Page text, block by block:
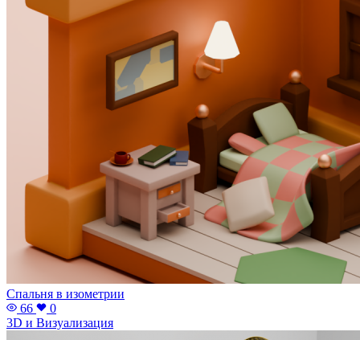
Спальня в изометрии
66
0
3D и Визуализация